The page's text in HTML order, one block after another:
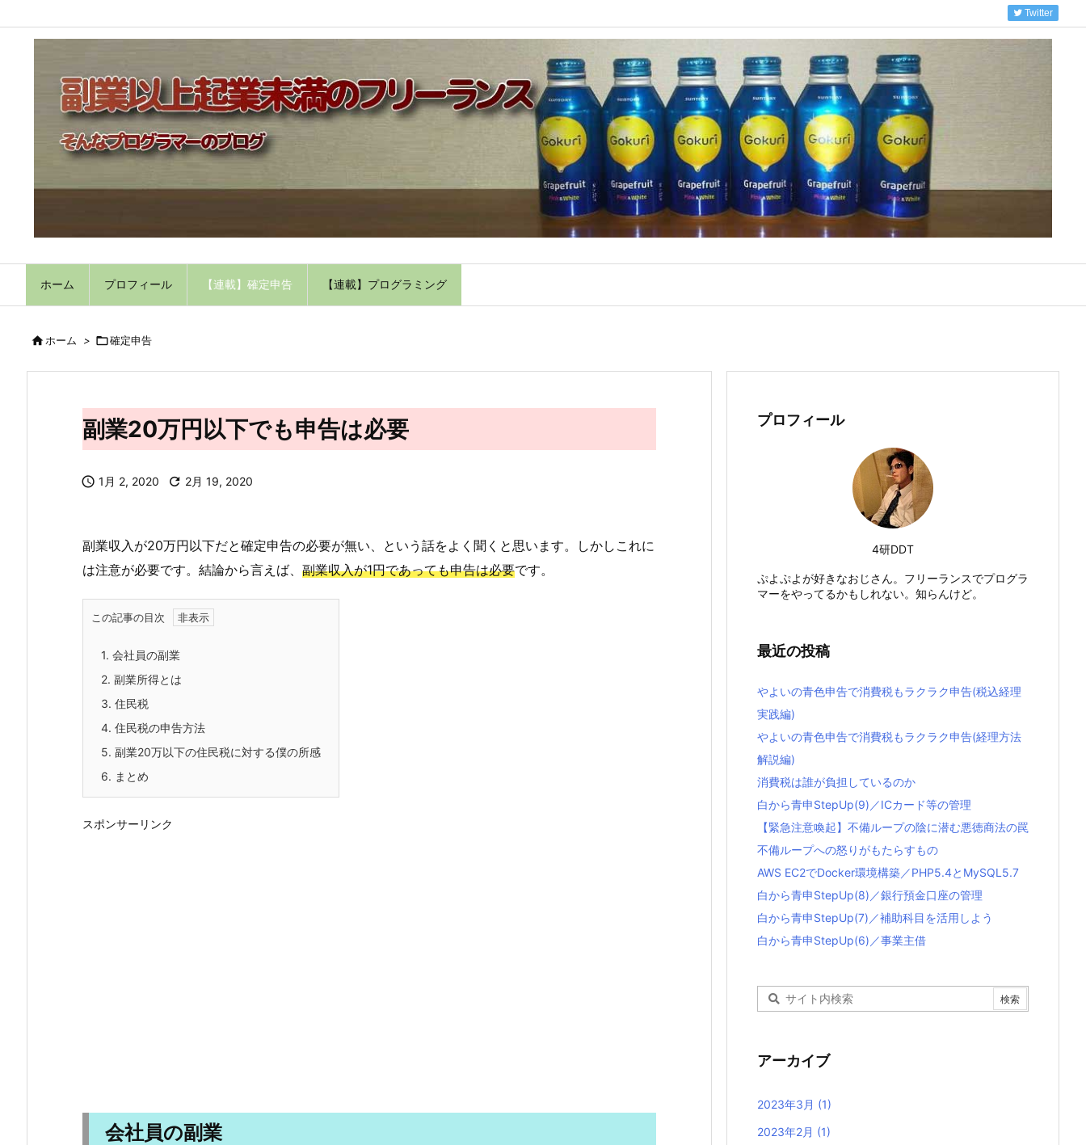
ホーム プロフィール 【連載】確定申告 【連載】プログラミング
Twitter
ホーム > 確定申告
副業20万円以下でも申告は必要
 1月 2, 2020  2月 19, 2020
副業収入が20万円以下だと確定申告の必要が無い、という話をよく聞くと思います。しかしこれに
は注意が必要です。結論から言えば、 副業収入が1円であっても申告は必要です。
この記事の目次
1. 会社員の副業
2. 副業所得とは
3. 住民税
4. 住民税の申告方法
5. 副業20万以下の住民税に対する僕の所感
6. まとめ
スポンサーリンク
会社員の副業
プロフィール
4研DDT
ぷよぷよが好きなおじさん。フリーランスでプログラ
マーをやってるかもしれない。知らんけど。
最近の投稿
やよいの青色申告で消費税もラクラク申告(税込経理
実践編)
やよいの青色申告で消費税もラクラク申告(経理方法
解説編)
消費税は誰が負担しているのか
白から青申StepUp(9)／ICカード等の管理
【緊急注意喚起】不備ループの陰に潜む悪徳商法の罠
不備ループへの怒りがもたらすもの
AWS EC2でDocker環境構築／PHP5.4とMySQL5.7
白から青申StepUp(8)／銀行預金口座の管理
白から青申StepUp(7)／補助科目を活用しよう
白から青申StepUp(6)／事業主借
アーカイブ
2023年3月 (1)
2023年2月 (1)